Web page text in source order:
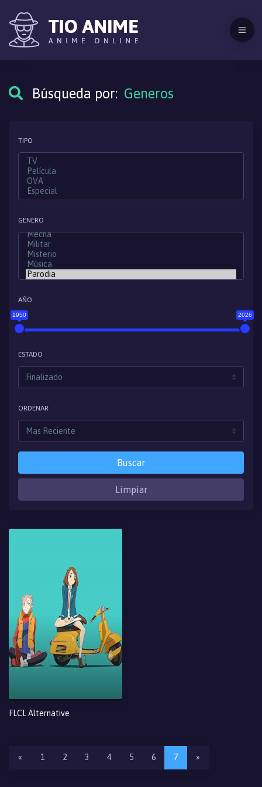
Búsqueda por: Generos
TIPO
GENERO
AÑO
1950 2026
ESTADO
ORDENAR
Buscar
Limpiar
FLCL Alternative
« 1 2 3 4 5 6 7 »